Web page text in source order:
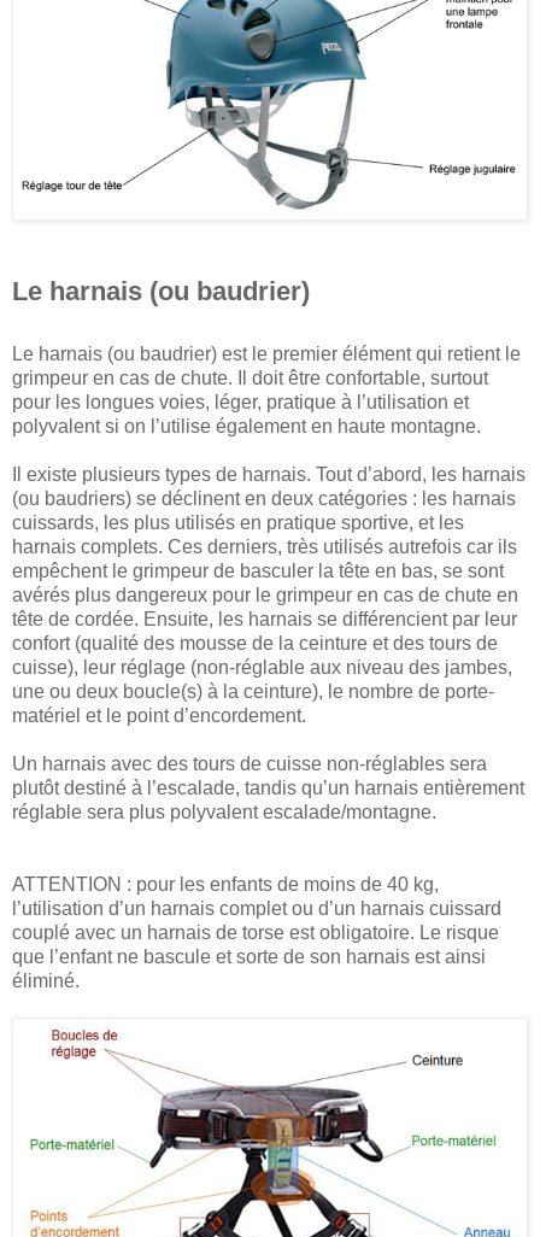
Le harnais (ou baudrier)
Le harnais (ou baudrier) est le premier élément qui retient le
grimpeur en cas de chute. Il doit être confortable, surtout
pour les longues voies, léger, pratique à l’utilisation et
polyvalent si on l’utilise également en haute montagne.
Il existe plusieurs types de harnais. Tout d’abord, les harnais
(ou baudriers) se déclinent en deux catégories : les harnais
cuissards, les plus utilisés en pratique sportive, et les
harnais complets. Ces derniers, très utilisés autrefois car ils
empêchent le grimpeur de basculer la tête en bas, se sont
avérés plus dangereux pour le grimpeur en cas de chute en
tête de cordée. Ensuite, les harnais se différencient par leur
confort (qualité des mousse de la ceinture et des tours de
cuisse), leur réglage (non-réglable aux niveau des jambes,
une ou deux boucle(s) à la ceinture), le nombre de porte-
matériel et le point d’encordement.
Un harnais avec des tours de cuisse non-réglables sera
plutôt destiné à l’escalade, tandis qu’un harnais entièrement
réglable sera plus polyvalent escalade/montagne.
ATTENTION : pour les enfants de moins de 40 kg,
l’utilisation d’un harnais complet ou d’un harnais cuissard
couplé avec un harnais de torse est obligatoire. Le risque
que l’enfant ne bascule et sorte de son harnais est ainsi
éliminé.